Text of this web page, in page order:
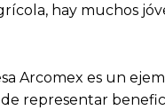
hay muchos
Arcomex es un
representar